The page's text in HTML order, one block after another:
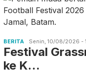
BERITA Senin, 10/08/2026 -
Festival
ke K…